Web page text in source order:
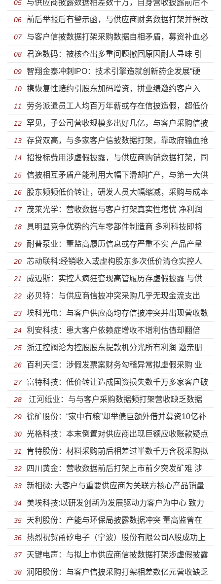
实控人及高管行贿案发后总经理火速离职——崇德科技
获注册发行
05 与供应商披露数据相差数千万，自身营收披露前后不
一，产品质量堪忧被起诉虚假宣传被罚——宏石激光IPO
06 前后举报后有警示函，与供应商财务数据打架并撰改
财务数据——宏盛华源信披质量堪忧
07 与客户信披数据打架采购数据自相矛盾，募资补血必
要性存疑业绩下滑市场占有率下降经销商数量锐减——
众辰科技获注册
08 君逸数码：被核查出多重问题撤回原因耐人寻味 引
国资成二当家依赖四川收入确认存猫腻
09 智翔金泰冲刺IPO：技术引擎造就创新药企发展“硬
核”
10 携恢复性赌约引股东加码增资，拼业绩邀约客户入
伙，扣“字眼”转板募资资金多出2亿元——泰丰智能再闯
IPO
11 劳务派遣员工人均百万年薪或存在信披造假，超低价
收购净资产超百万集体资产，安全事故频发未披露，涉
嫌刻意不为员工缴纳公积金——荣泰电工IPO
12 罕见，子公司营收规模多出好几亿，与客户采购信披
数据打架，支付费用异常有钱分红没钱交税——平安电
工IPO
13 存贷双高，与多家客户信披数据打架，靠政府输血抢
占中低端市场——华虹半导闯关科创板
14 招投标费用涉虚假披露，与供应商购销数据打架，同
项目收入披露相差上千万——朗坤环境迎来申购
15 信披相互矛盾产能利用大幅下滑却扩产，与第一大供
应商财务数据打架，分红金额与募资补流相当——联域
光电IPO
16 股东频频低价转让，研发人员大幅缩减，采购与成本
不匹配，实缴资本为“0”元成立次年便成为大客户—思必
驰IPO
17 茂莱光学：营收数据与客户打架真实性堪忧 净利润
率持续下滑或隐瞒关联信息未披露
18 具明显竞争优势的汽车零部件制造商 多利科技即将
迎来申购
19 耐普泵业：董监高履历信息或存严重不实 产品产量
与销量前后披露不一致且与竞争对手信披不符
20 芯动联科:经销收入或虚构股东多次低价清仓实控人
卡脖子年入百万 2名销售创上亿元营收关联交易占比近四
成
21 威迈斯：实控人疯狂套现高管履历存虚假披露 与供
应商信披格格不入巨额采购无法对账客户入股营收飙升
股东欠巨额外债
22 必贝特：与供应商信披冲突采购几乎无现金流支出
信披前后矛盾无产品上市估值却超100亿元低价倒腾股权
引质疑
23 埃科光电：与客户供应商均存信披冲突并出现营收数
据勾稽异常 实控人等股东巨额套现 产品价格遭大幅下滑
产销率不足却数倍扩产
24 利安科技：患大客户依赖症增收不增利估值却翻倍
子公司悉数亏损半数发明靠受让收购实控人巨额亏空资
产
25 浙江控阀沦为控股股东提款机分光所有利润 邀亲朋
好友薅羊毛购假发票逃税信披问题重重
26 百利天恒：涉假发票案财务勾稽异常拟虚假采购 业
绩持续下滑依赖补助偿债能力弱巨额推广费存猫腻
27 富特科技：低价转让造成国资损失数千万多家客户破
产损失惨重 债务压顶客户入股隐瞒披露价格并已经大幅
减持
28 江河纸业：与与客户采购数据频打架营收缺乏数据
支撑 高价收购赔本买卖或存猫腻违规融资利用贫困户贷
款入股
29 徐矿股份：“家中有粮”却举债巨额外借并募资10亿补
流 财务数据相差数亿元矿难之下冲关能否顺利？
30 光格科技：本末倒置对供应商出现巨额应收账款疑点
重重 现金流与采购金额不匹配涉虚假采购
31 肯特股份：材料采购前后相差过半数千万含税采购拟
虚构 披露文件材料现双数据可靠性存疑
32 四川黄金：营收数据前后打架上市前夕突发矿难 涉
黑人员入股涉国有资产流失被追缴高管履历造假
33 新相微: 大客户与重要供应商为关联方核心产品销量
大幅下滑 股东低价清仓价格天地有别有钱炒股分红却募
巨资补流
34 美埃科技:以研发创新为发展驱动力客户为中心 致力
致力成为空气净化产业领军企业
35 天利股份：产能与环保局披露数据冲突 董高监曾在
客户任职涉虚增营收举债之下控股股东占用资金
36 热烈祝贺甬矽电子（宁波）股份有限公司A股成功上
市
37 天键电声：与拟上市供应商信披数据打架涉虚假披露
弄虚作假只字不提靠补助及人民币贬值支撑或无法再续
38 润阳股份：与客户信披采购打架相差数亿元营收缺乏